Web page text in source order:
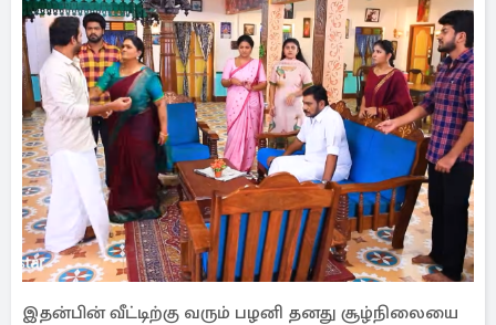
இதன்பின் வீட்டிற்கு வரும் பழனி தனது சூழ்நிலையை